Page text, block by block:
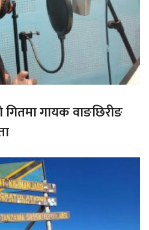
गितमा गायक वाङछिरीङ